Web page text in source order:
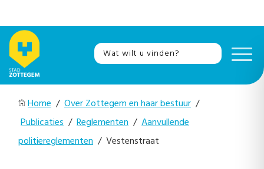
Home / Over Zottegem en haar bestuur /
Publicaties / Reglementen / Aanvullende
politiereglementen / Vestenstraat